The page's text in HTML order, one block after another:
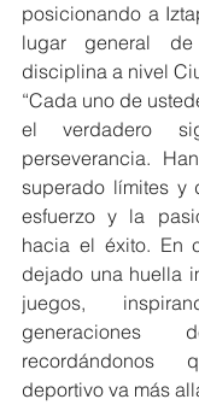
posicionando a
lugar general de
disciplina a nivel
“Cada uno de
el verdadero
perseverancia.
superado límites y
esfuerzo y la
hacia el éxito. En
dejado una huella
juegos,
deportivo va más